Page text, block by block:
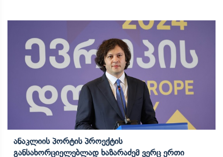
Ანაკლიის Პორტის Პროექტის
Განსახორციელებლად Ხაზარაძემ Ვერც Ერთი